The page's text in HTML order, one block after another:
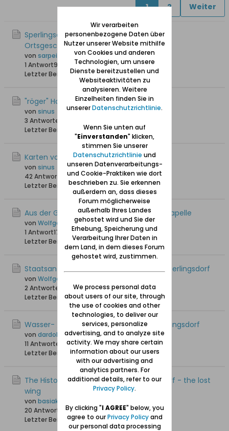
1 2 Weiter
Sperlingsdorf in der Danziger Niederung -
Ortsgeschichte und Kapelle
von sarpei
1 Antwort9.205 Hits0 Likes
Letzter Beitrag16.04.2023, 18:31
"röger" Hof in Sperlingsdorf
von sinus
3 Antworten
Letzter Beitrag
30.03.2018, 21:33
Karten vom alten Sperlingsdorf
von sinus
42 Antworten71.952 Hits0 Likes
Letzter Beitrag27.08.2017, 20:06
Aus der Geschichte der Sperlingsdorfer Kapelle
von Wolfgang
1 Antwort17.919 Hits0 Likes
Letzter Beitrag
26.02.2017, 13:44
Staatsanzeiger Danzig: Lebensretter in Sperlingsdorf
von Wolfgang
2 Antworten
18.002 Hits0 Likes
Letzter Beitrag12.03.2014, 00:46
Wasser- / Entwässerungsmühlen in Sperlingsdorf
von dardol
11 Antworten
26.687 Hits0 Likes
Letzter Beitrag09.12.2013, 21:03
The History of the Altar from Sperlingsdorf - the lost
wing
von basiako
20 Antworten38.331 Hits 0 Likes
Letzter Beitrag15.07.2013, 22:04
Wir verarbeiten
personenbezogene Daten über
Nutzer unserer Website mithilfe
von Cookies und anderen
Technologien, um unsere
Dienste bereitzustellen und
Websiteaktivitäten zu
analysieren. Weitere
Einzelheiten finden Sie in
unsererDatenschutzrichtlinie.
Wenn Sie unten auf
"Einverstanden" klicken,
stimmen Sie unserer
Datenschutzrichtlinie und
unseren Datenverarbeitungs-
und Cookie-Praktiken wie dort
beschrieben zu. Sie erkennen
außerdem an, dass dieses
Forum möglicherweise
außerhalb Ihres Landes
gehostet wird und Sie der
Erhebung, Speicherung und
Verarbeitung Ihrer Daten in
dem Land, in dem dieses Forum
gehostet wird, zustimmen.
We process personal data
about users of our site, through
the use of cookies and other
technologies, to deliver our
services, personalize
advertising, and to analyze site
activity. We may share certain
information about our users
with our advertising and
analytics partners. For
additional details, refer to our
Privacy Policy.
By clicking "I AGREE" below, you
agree to ourPrivacy Policyand
our personal data processing